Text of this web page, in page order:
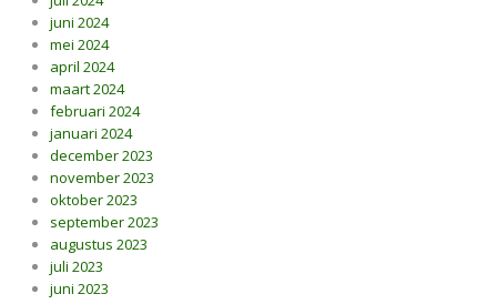
juni 2024
mei 2024
april 2024
maart 2024
februari 2024
januari 2024
december 2023
november 2023
oktober 2023
september 2023
augustus 2023
juli 2023
juni 2023